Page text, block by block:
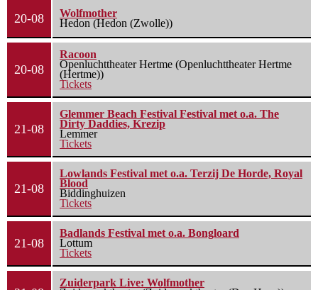
20-08
Wolfmother
Hedon (Hedon (Zwolle))
20-08
Racoon
Openluchttheater Hertme (Openluchttheater Hertme
(Hertme))
Tickets
21-08
Glemmer Beach Festival Festival met o.a. The
Dirty Daddies, Krezip
Lemmer
Tickets
21-08
Lowlands Festival met o.a. Terzij De Horde, Royal
Blood
Biddinghuizen
Tickets
21-08
Badlands Festival met o.a. Bongloard
Lottum
Tickets
Zuiderpark Live: Wolfmother